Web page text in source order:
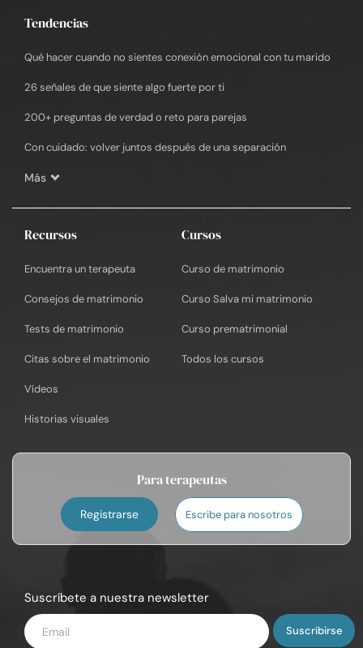
Tendencias
Qué hacer cuando no sientes conexión emocional con tu marido
26 señales de que siente algo fuerte por ti
200+ preguntas de verdad o reto para parejas
Con cuidado: volver juntos después de una separación
Más
Recursos
Encuentra un terapeuta
Consejos de matrimonio
Tests de matrimonio
Citas sobre el matrimonio
Vídeos
Historias visuales
Cursos
Curso de matrimonio
Curso Salva mi matrimonio
Curso prematrimonial
Todos los cursos
Para terapeutas
Registrarse Escribe para nosotros
Suscríbete a nuestra newsletter
Introduce